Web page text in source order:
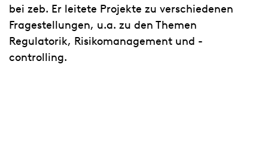
bei zeb. Er leitete Projekte zu verschiedenen
Fragestellungen, u.a. zu den Themen
Regulatorik, Risikomanagement und -
controlling.